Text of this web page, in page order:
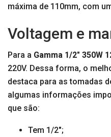
máxima de 110mm, com
Voltagem e
Para a Gamma 1/2″ 350W
220V. Dessa forma, o
destaca para as tomadas
algumas informações
que são:
Tem 1/2″;